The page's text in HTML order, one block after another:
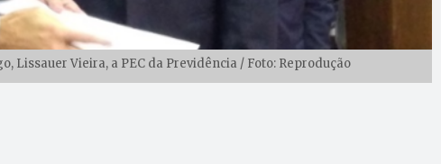
Lissauer Vieira, a PEC da Previdência / Foto: Reprodução